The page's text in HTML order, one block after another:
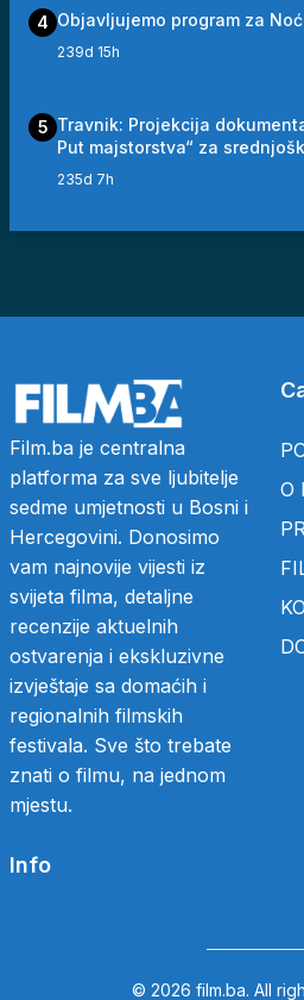
4 Objavljujemo program za
239d 15h
5 Travnik: Projekcija
Put majstorstva“ za
235d 7h
Film.ba je centralna
platforma za sve ljubitelje
sedme umjetnosti u Bosni i
Hercegovini. Donosimo
vam najnovije vijesti iz
svijeta filma, detaljne
recenzije aktuelnih
ostvarenja i ekskluzivne
izvještaje sa domaćih i
regionalnih filmskih
festivala. Sve što trebate
znati o filmu, na jednom
mjestu.
O
Info
© 2026 film.ba. All